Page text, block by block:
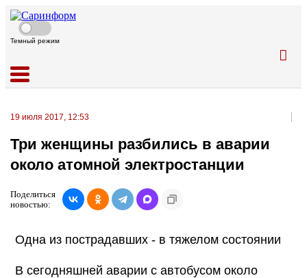
Темный режим
19 июля 2017, 12:53
Три женщины разбились в аварии
около атомной электростанции
Поделиться
новостью:
Одна из пострадавших - в тяжелом состоянии
В сегодняшней аварии с автобусом около